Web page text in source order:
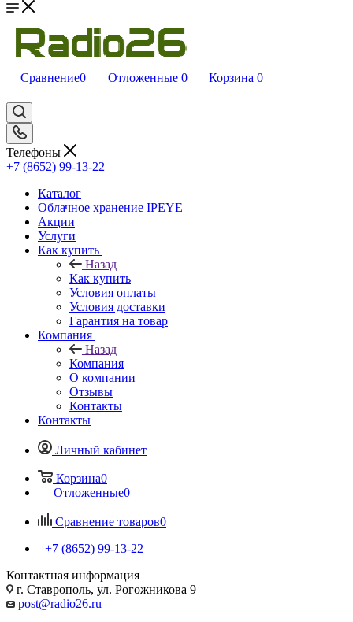
Сравнение0 Отложенные 0 Корзина 0
Телефоны
+7 (8652) 99-13-22
Каталог
Облачное хранение IPEYE
Акции
Услуги
Как купить
Назад
Как купить
Условия оплаты
Условия доставки
Гарантия на товар
Компания
Назад
Компания
О компании
Отзывы
Контакты
Контакты
Личный кабинет
Корзина0
Отложенные0
Сравнение товаров0
+7 (8652) 99-13-22
Контактная информация
г. Ставрополь, ул. Рогожникова 9
post@radio26.ru